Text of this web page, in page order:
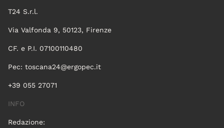
T24 S.r.l.
Via Valfonda 9, 50123, Firenze
CF. e P.I. 07100110480
Pec: toscana24@ergopec.it
+39 055 27071
INFO
Redazione: